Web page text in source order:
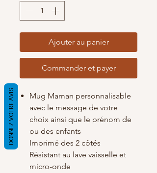
Ajouter au panier
Commander et payer
Mug Maman personnalisable
avec le message de votre
choix ainsi que le prénom de
ou des enfants
Imprimé des 2 côtés
Résistant au lave vaisselle et
micro-onde
DONNEZ VOTRE AVIS